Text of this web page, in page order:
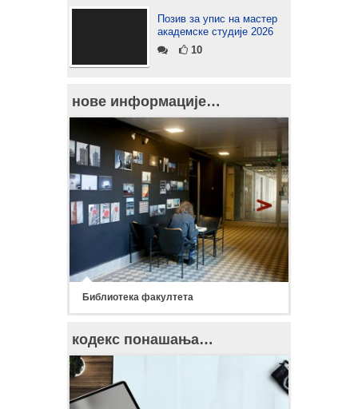
Позив за упис на мастер
академске студије 2026
10
нове информације…
Библиотека факултета
кодекс понашања…